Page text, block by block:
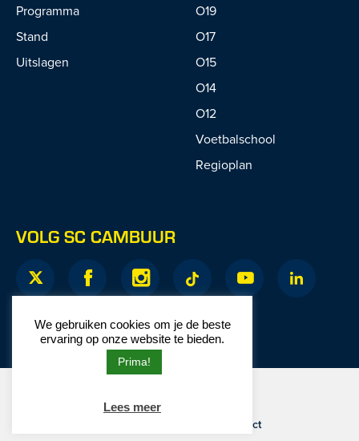
Programma
Stand
Uitslagen
O19
O17
O15
O14
O12
Voetbalschool
Regioplan
VOLG SC CAMBUUR
Website door
Contact
We gebruiken cookies om je de beste
ervaring op onze website te bieden.
Prima!
Lees meer